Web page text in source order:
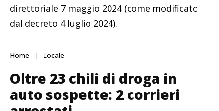
direttoriale 7 maggio 2024 (come modificato
dal decreto 4 luglio 2024).
Home Locale
Oltre 23 chili di droga in
auto sospette: 2 corrieri